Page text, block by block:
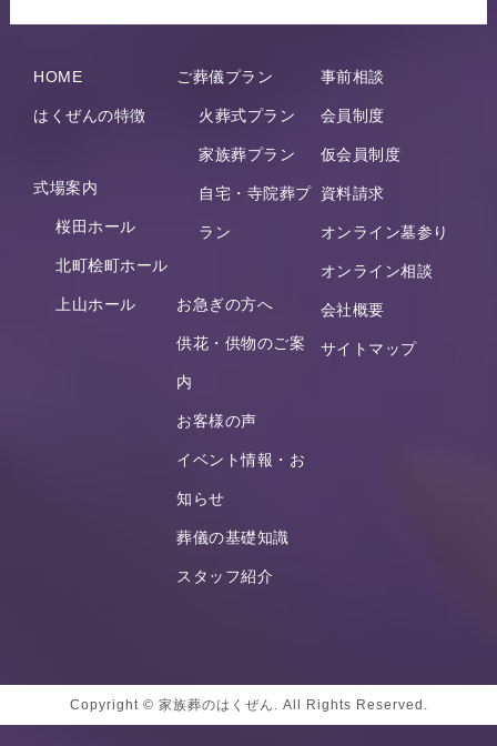
HOME
はくぜんの特徴
式場案内
桜田ホール
北町桧町ホール
上山ホール
ご葬儀プラン
火葬式プラン
家族葬プラン
自宅・寺院葬プ
ラン
お急ぎの方へ
供花・供物のご案
内
お客様の声
イベント情報・お
知らせ
葬儀の基礎知識
スタッフ紹介
事前相談
会員制度
仮会員制度
資料請求
オンライン墓参り
オンライン相談
会社概要
サイトマップ
Copyright © 家族葬のはくぜん. All Rights Reserved.